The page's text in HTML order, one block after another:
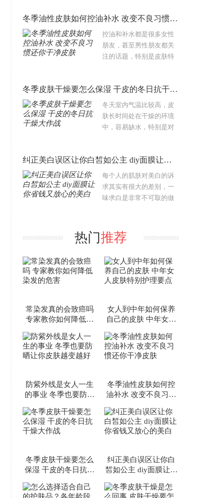
来看看冬天该怎么做好防
晒工作，希望对大家有帮
助。冬季用防..
冬季油性皮肤如何控油补水 改变不良习惯还你干净皮肤
控油和补水都是很多女性
朋友，甚至男性朋友都关
注的话题，特别是皮肤特
补水呢？今日知识馆小编
推荐几个妙招，大家赶紧
收藏起来吧！控油..
冬季皮肤干燥要怎么保湿 干皮的冬日抗干燥大作战
冬天室内气温比较高，皮
肤长时间处在干燥的环境
中，容易缺水，特别是对
重皮肤缺水的症状。下面
就来知识馆一起来看看
吧。面部肌肤缺水..
纠正美白误区让你白皙如公主 diy面膜让你省钱又放心的美白
每个人的肌肤对美白的诉
求其实有很大的差别，一
味求白是非常不可取的做
馆小编一起来看看吧。纠
正六个美白误区误区一：
热门推荐
常染发真的会致癌吗
专家教你如何降低染
女人到中年如何保养
自己的皮肤 中年女人
防紫外线是女人一生
的事业 冬季也要防晒
冬季油性皮肤如何控
油补水 改变不良习惯
冬季皮肤干燥要怎么
保湿 干皮的冬日抗干
纠正美白误区让你白
皙如公主 diy面膜让你